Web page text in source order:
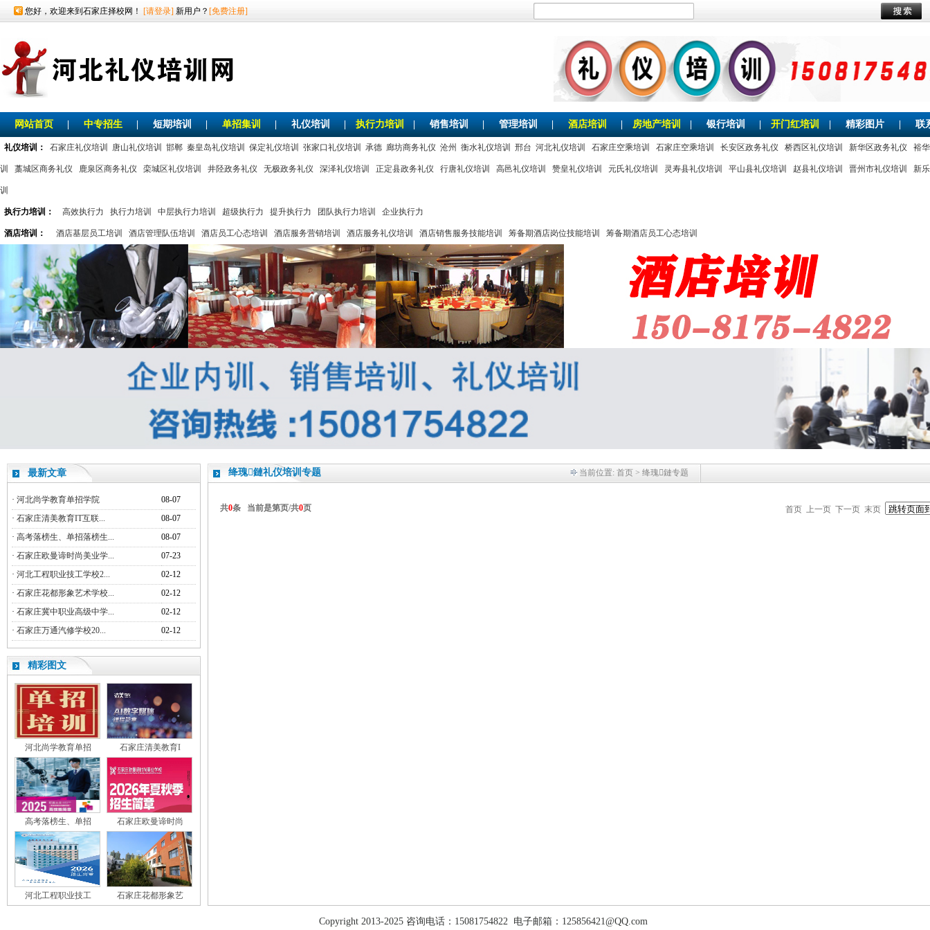
您好，欢迎来到石家庄择校网！ [请登录] 新用户？ [免费注册]
网站首页 中专招生 短期培训 单招集训 礼仪培训 执行力培训 销售培训 管理培训 酒店培训 房地产培训 银行培训 开门红培训 精彩图片 联
礼仪培训： 石家庄礼仪培训 唐山礼仪培训 邯郸 秦皇岛礼仪培训 保定礼仪培训 张家口礼仪培训 承德 廊坊商务礼仪 沧州 衡水礼仪培训 邢台 河北礼仪培训 石家庄空乘培训 石家庄空乘培训 长安区政务礼仪 桥西区礼仪培训 新华区政务礼仪 裕
训 藁城区商务礼仪 鹿泉区商务礼仪 栾城区礼仪培训 井陉政务礼仪 无极政务礼仪 深泽礼仪培训 正定县政务礼仪 行唐礼仪培训 高邑礼仪培训 赞皇礼仪培训 元氏礼仪培训 灵寿县礼仪培训 平山县礼仪培训 赵县礼仪培训 晋州市礼仪培训 新
训
执行力培训： 高效执行力 执行力培训 中层执行力培训 超级执行力 提升执行力 团队执行力培训 企业执行力
酒店培训： 酒店基层员工培训 酒店管理队伍培训 酒店员工心态培训 酒店服务营销培训 酒店服务礼仪培训 酒店销售服务技能培训 筹备期酒店岗位技能培训 筹备期酒店员工心态培训
最新文章
· 河北尚学教育单招学院
08-07
· 石家庄清美教育IT互联...
08-07
· 高考落榜生、单招落榜生...
08-07
· 石家庄欧曼谛时尚美业学...
07-23
· 河北工程职业技工学校2...
02-12
· 石家庄花都形象艺术学校...
02-12
· 石家庄冀中职业高级中学...
02-12
· 石家庄万通汽修学校20... 02-12
精彩图文
河北尚学教育单招 石家庄清美教育I
高考落榜生、单招 石家庄欧曼谛时尚
河北工程职业技工 石家庄花都形象艺
绛瑰鏈礼仪培训专题 当前位置: 首页 > 绛瑰鏈专题
共0条 当前是第页/共0页 首页 上一页 下一页 末页
Copyright 2013-2025 咨询电话：15081754822 电子邮箱：125856421@QQ.com